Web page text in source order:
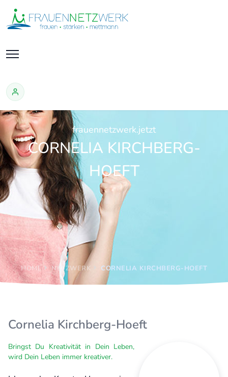
frauennetzwerk.jetzt
CORNELIA KIRCHBERG-
HOEFT
HOME NETZWERK CORNELIA KIRCHBERG-HOEFT
Cornelia Kirchberg-Hoeft
Bringst Du Kreativität in Dein Leben,
wird Dein Leben immer kreativer.